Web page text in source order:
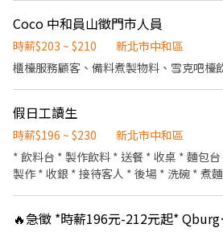
匯款 ▶️ 服裝規定 需穿戴全套潔靜衣 (帽子+大外套) -----------------
➊填寫履歷：https://reurl.cc/4b3NED ➋
Coco 中和員山徵門市人員
時薪$203 ~ $210
新北市中和區
櫃檯服務顧客、備料煮製物料、雪克吧檯
假日工讀生
時薪$196 ~ $230
新北市中和區
* 飲料台 * 製作飲料 * 送餐 * 收桌 * 麵包台 * 餐點製作 * 煎台 * 餐點
🔥急徵